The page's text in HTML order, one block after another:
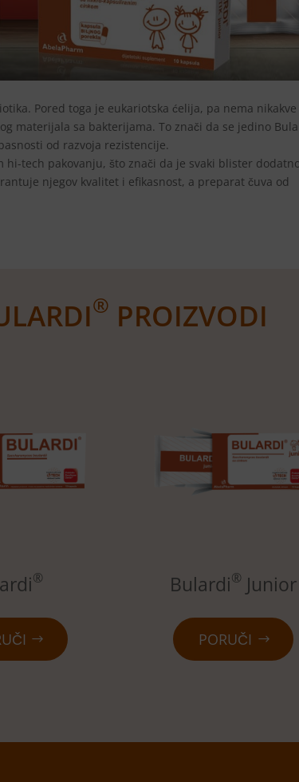
Pored toga je eukariotska ćelija, pa nema nikakve
materijala sa bakterijama. To znači da se jedino
od razvoja rezistencije.
tech pakovanju, što znači da je svaki blister
njegov kvalitet i efikasnost, a preparat čuva od
® PROIZVODI
® Bulardi® Junior
PORUČI